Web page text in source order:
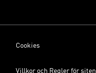
Cookies
Villkor och Regler för siten